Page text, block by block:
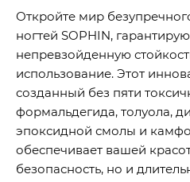
Откройте мир
ногтей SOPHIN,
непревзойденную
использование. Этот
созданный без пяти
формальдегида, толуола,
эпоксидной смолы и
обеспечивает вашей
безопасность, но и